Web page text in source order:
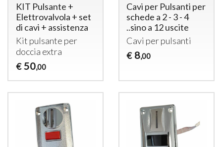
KIT Pulsante +
Elettrovalvola + set
di cavi + assistenza
Kit pulsante per
doccia extra
€ 50,00
Cavi per Pulsanti per
schede a 2 - 3 - 4
..sino a 12 uscite
Cavi per pulsanti
€ 8,00